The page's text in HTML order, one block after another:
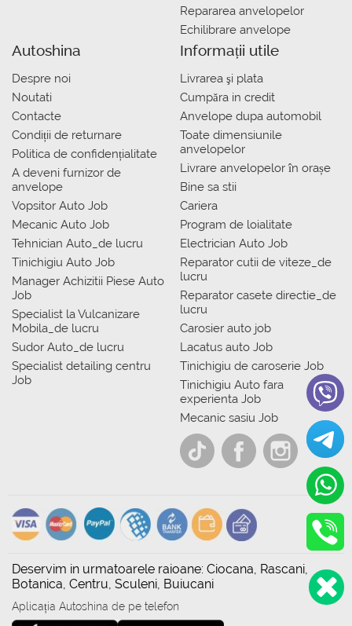
Repararea anvelopelor
Echilibrare anvelope
Autoshina
Despre noi
Noutati
Contacte
Condiții de returnare
Politica de confidențialitate
A deveni furnizor de
anvelope
Vopsitor Auto Job
Mecanic Auto Job
Tehnician Auto_de lucru
Tinichigiu Auto Job
Manager Achizitii Piese Auto
Job
Specialist la Vulcanizare
Mobila_de lucru
Sudor Auto_de lucru
Specialist detailing centru
Job
Informații utile
Livrarea şi plata
Сumpăra in credit
Anvelope dupa automobil
Toate dimensiunile
anvelopelor
Livrare anvelopelor în orașe
Bine sa stii
Cariera
Program de loialitate
Electrician Auto Job
Reparator cutii de viteze_de
lucru
Reparator casete directie_de
lucru
Carosier auto job
Lacatus auto Job
Tinichigiu de caroserie Job
Tinichigiu Auto fara
experienta Job
Mecanic sasiu Job
Deservim in urmatoarele raioane: Ciocana, Rascani,
Botanica, Centru, Sculeni, Buiucani
Aplicația Autoshina de pe telefon